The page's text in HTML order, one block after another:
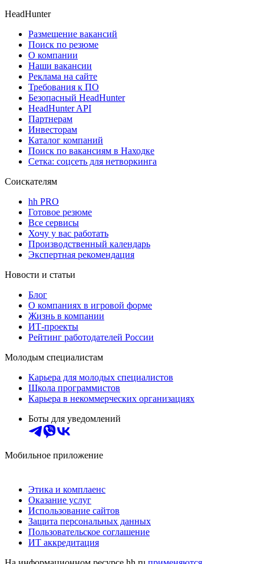
HeadHunter
Размещение вакансий
Поиск по резюме
О компании
Наши вакансии
Реклама на сайте
Требования к ПО
Безопасный HeadHunter
HeadHunter API
Партнерам
Инвесторам
Каталог компаний
Поиск по вакансиям в Находке
Сетка: соцсеть для нетворкинга
Соискателям
hh PRO
Готовое резюме
Все сервисы
Хочу у вас работать
Производственный календарь
Экспертная рекомендация
Новости и статьи
Блог
О компаниях в игровой форме
Жизнь в компании
ИТ-проекты
Рейтинг работодателей России
Молодым специалистам
Карьера для молодых специалистов
Школа программистов
Карьера в некоммерческих организациях
Боты для уведомлений
Мобильное приложение
Этика и комплаенс
Оказание услуг
Использование сайтов
Защита персональных данных
Пользовательское соглашение
ИТ аккредитация